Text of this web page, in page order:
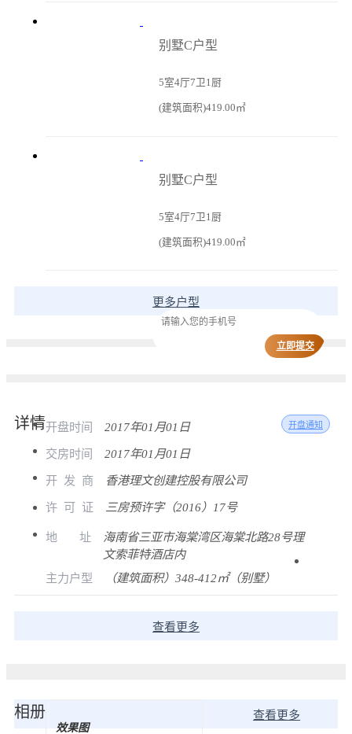
别墅C户型
5室4厅7卫1厨
(建筑面积)419.00㎡
别墅C户型
5室4厅7卫1厨
(建筑面积)419.00㎡
更多户型
立即提交
详情开盘时间 2017年01月01日 开盘通知
交房时间
2017年01月01日
开 发 商
香港理文创建控股有限公司
许 可 证 三房预许字（2016）17号
地 址
海南省三亚市海棠湾区海棠北路28号理
文索菲特酒店内
主力户型
（建筑面积）348-412㎡（别墅）
查看更多
相册
效果图
查看更多